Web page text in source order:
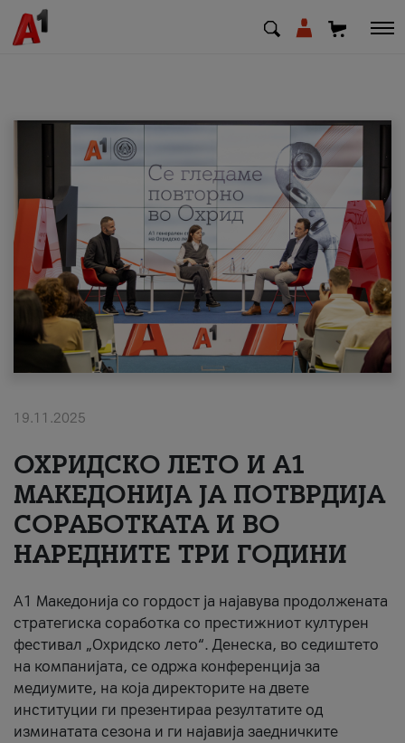
МК SQ
Приватни Деловни
Поддршка
Надополни кредит
#ПодобарОнлајн
19.11.2025
ОХРИДСКО ЛЕТО И A1
МАКЕДОНИЈА ЈА ПОТВРДИЈА
СОРАБОТКАТА И ВО
НАРЕДНИТЕ ТРИ ГОДИНИ
A1 Македонија со гордост ја најавува продолжената
стратегиска соработка со престижниот културен
фестивал „Охридско лето“. Денеска, во седиштето
на компанијата, се одржа конференција за
медиумите, на која директорите на двете
институции ги презентираа резултатите од
изминатата сезона и ги најавија заедничките